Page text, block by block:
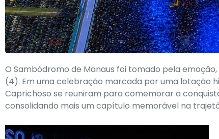
O Sambódromo de Manaus foi tomado pela
(4). Em uma celebração marcada por uma lotação
Caprichoso se reuniram para comemorar a
consolidando mais um capítulo memorável na